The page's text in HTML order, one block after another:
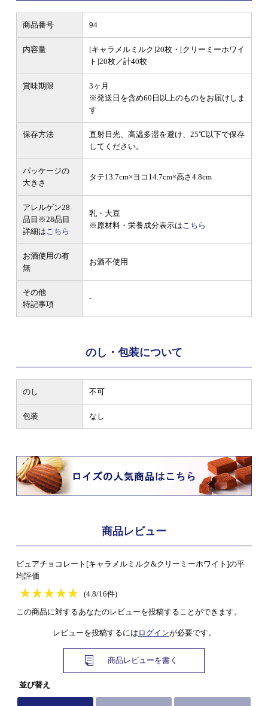
商品番号 94
内容量
[キャラメルミルク]20枚・[クリーミーホワイ
ト]20枚／計40枚
賞味期限
3ヶ月
※発送日を含め60日以上のものをお届けしま
す
保存方法
直射日光、高温多湿を避け、25℃以下で保存
してください。
パッケージの
大きさ
タテ13.7cm×ヨコ14.7cm×高さ4.8cm
アレルゲン28
品目 ※28品目
詳細はこちら
乳・大豆
※原材料・栄養成分表示はこちら
お酒使用の有
無
お酒不使用
その他
特記事項
-
のし・包装について
のし 不可
包装 なし
商品レビュー
ピュアチョコレート[キャラメルミルク&クリーミーホワイト]の平
均評価
★★★★★
★★★★★
(4.8/16件)
この商品に対するあなたのレビューを投稿することができます。
レビューを投稿するには ログインが必要です。
商品レビューを書く
並び替え